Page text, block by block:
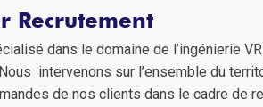
Recrutement
dans le domaine de l’ingénierie
intervenons sur l’ensemble du
de nos clients dans le cadre de